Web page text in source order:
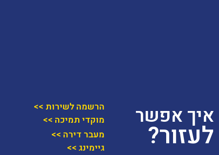
איך אפשר
לעזור?
הרשמה לשירות >>
מוקדי תמיכה >>
מעבר דירה >>
גיימינג >>